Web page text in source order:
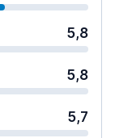
5,8
5,8
5,7